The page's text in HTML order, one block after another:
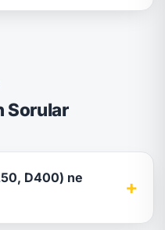
Sorular
D400) ne
+